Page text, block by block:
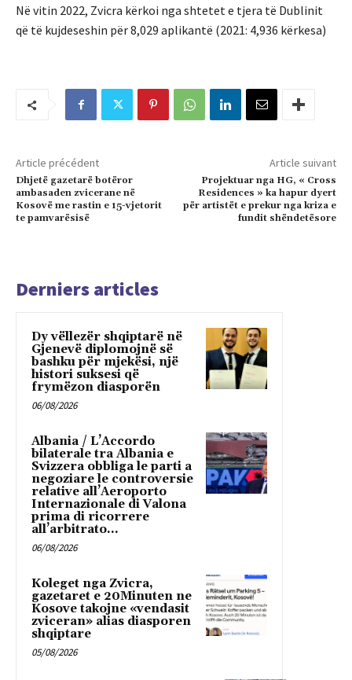
Në vitin 2022, Zvicra kërkoi nga shtetet e tjera të Dublinit
që të kujdeseshin për 8,029 aplikantë (2021: 4,936 kërkesa)
Article précédent
Dhjetë gazetarë botëror
ambasaden zvicerane në
Kosovë me rastin e 15-vjetorit
te pamvarësisë
Article suivant
Projektuar nga HG, « Cross
Residences » ka hapur dyert
për artistët e prekur nga kriza e
fundit shëndetësore
Derniers articles
Dy vëllezër shqiptarë në
Gjenevë diplomojnë së
bashku për mjekësi, një
histori suksesi që
frymëzon diasporën
06/08/2026
Albania / L’Accordo
bilaterale tra Albania e
Svizzera obbliga le parti a
negoziare le controversie
relative all’Aeroporto
Internazionale di Valona
prima di ricorrere
all’arbitrato...
06/08/2026
Koleget nga Zvicra,
gazetaret e 20Minuten ne
Kosove takojne «vendasit
zviceran» alias diasporen
shqiptare
05/08/2026